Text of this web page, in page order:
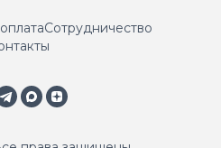
Сотрудничество